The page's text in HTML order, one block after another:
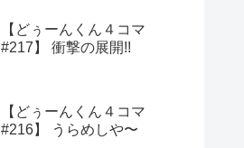
【どぅーんくん４コマ
#217】 衝撃の展開!!
【どぅーんくん４コマ
#216】 うらめしや〜